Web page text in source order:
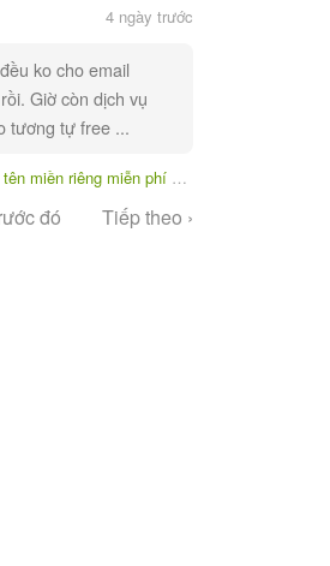
4 ngày trước
ko cho email
Giờ còn dịch vụ
tương tự free ...
riêng miễn phí với Yandex
đó Tiếp theo ›